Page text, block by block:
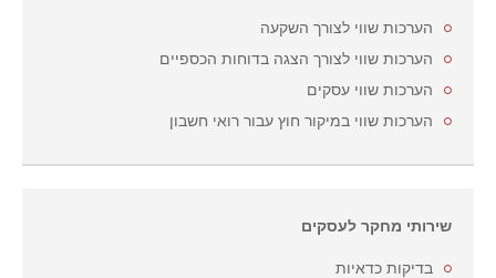
הערכות שווי לצורך השקעה
הערכות שווי לצורך הצגה בדוחות הכספיים
הערכות שווי עסקים
הערכות שווי במיקור חוץ עבור רואי חשבון
שירותי מחקר לעסקים
בדיקות כדאיות